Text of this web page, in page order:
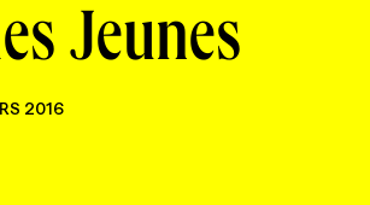
Jeunes
2016